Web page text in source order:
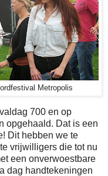
Metropolis
700 en op
opgehaald. Dat is een
Dit hebben we te
vrijwilligers die tot nu
een onverwoestbare
dag handtekeningen